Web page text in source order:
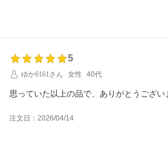
5
ゆか6161さん
女性 40代
思っていた以上の品で、ありがとうござい
注文日：2026/04/14